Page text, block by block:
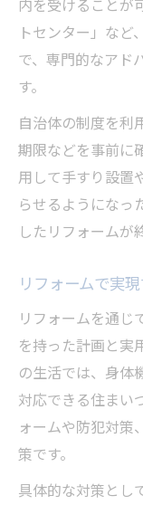
内を受けることが
トセンター」など
で、専門的なアド
す。
自治体の制度を利
期限などを事前に
用して手すり設置
らせるようになっ
したリフォームが
リフォームで実
リフォームを通じ
を持った計画と実
の生活では、身体
対応できる住まい
ォームや防犯対策
策です。
具体的な対策とし